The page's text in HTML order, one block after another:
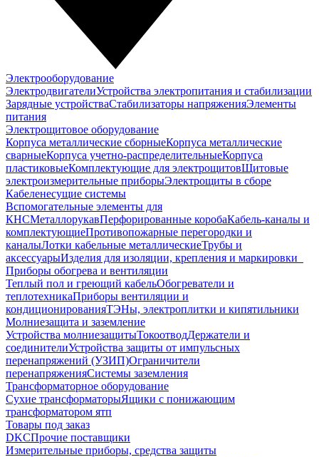
Электрооборудование
ЭлектродвигателиУстройства электропитания и стабилизации
Зарядные устройстваСтабилизаторы напряженияЭлементы
питания
Электрощитовое оборудование
Корпуса металлические сборныеКорпуса металлические
сварныеКорпуса учетно-распределительныеКорпуса
пластиковыеКомплектующие для электрощитовЩитовые
электроизмерительные приборыЭлектрощиты в сборе
Кабеленесущие системы
Вспомогательные элементы для
КНСМеталлорукавПерфорированные коробаКабель-каналы и
комплектующиеПротивопожарные перегородки и
каналыЛотки кабельные металлическиеТрубы и
аксессуарыИзделия для изоляции, крепления и маркировки
Приборы обогрева и вентиляции
Теплый пол и греющий кабельОбогреватели и
теплотехникаПриборы вентиляции и
кондиционированияТЭНы, электроплитки и кипятильники
Молниезащита и заземление
Устройства молниезащитыТокоотводДержатели и
соединителиУстройства защиты от импульсных
перенапряжений (УЗИП)Ограничители
перенапряженияСистемы заземления
Трансформаторное оборудование
Сухие трансформаторыЯщики с понижающим
трансформатором ятп
Товары под заказ
DKCПрочие поставщики
Измерительные приборы, средства защиты